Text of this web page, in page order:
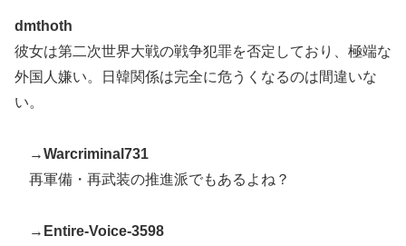
dmthoth
彼女は第二次世界大戦の戦争犯罪を否定しており、極端な
外国人嫌い。日韓関係は完全に危うくなるのは間違いな
い。
→Warcriminal731
再軍備・再武装の推進派でもあるよね？
→ Entire-Voice-3598